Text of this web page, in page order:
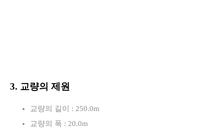
3. 교량의 제원
교량의 길이 : 250.0m
교량의 폭 : 20.0m